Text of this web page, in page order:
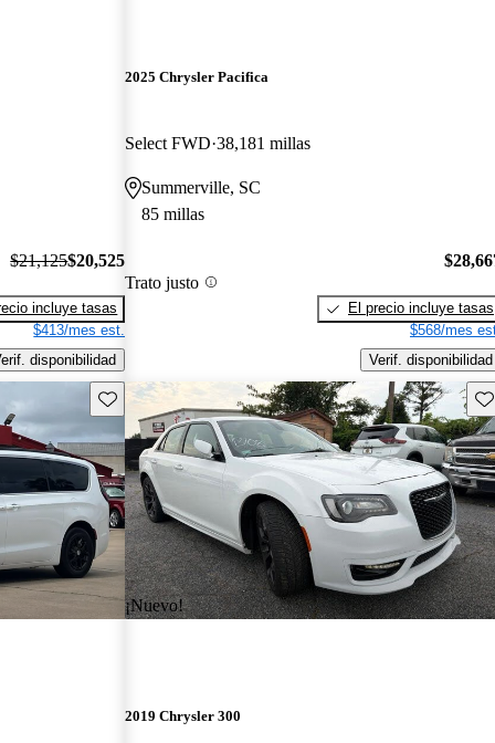
$21,125$20,525
incluye tasas
$413/mes est.
disponibilidad
2025 Chrysler Pacifica
Select FWD 38,181 millas
Summerville, SC
85 millas
Trato justo
El precio incluye tasas
$568/mes
Verif. disponibilidad
Guarda este Aviso
¡Nuevo!
2019 Chrysler 300